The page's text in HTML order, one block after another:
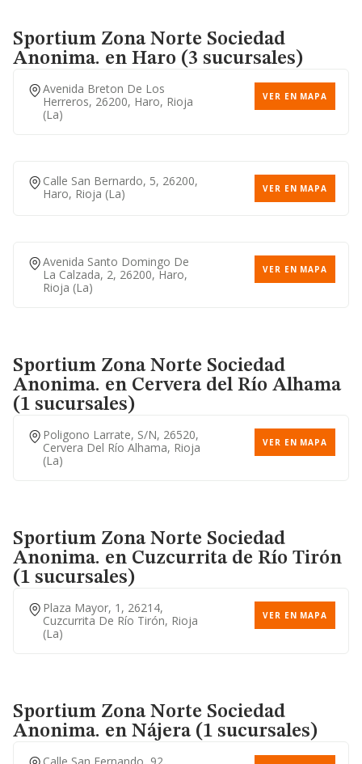
Sportium Zona Norte Sociedad
Anonima. en Haro (3 sucursales)
Avenida Breton De Los
Herreros, 26200, Haro, Rioja
(la)
VER EN MAPA
Calle San Bernardo, 5, 26200,
Haro, Rioja (la)
VER EN MAPA
Avenida Santo Domingo De
La Calzada, 2, 26200, Haro,
Rioja (la)
VER EN MAPA
Sportium Zona Norte Sociedad
Anonima. en Cervera del Río Alhama
(1 sucursales)
Poligono Larrate, S/n, 26520,
Cervera Del Río Alhama, Rioja
(la)
VER EN MAPA
Sportium Zona Norte Sociedad
Anonima. en Cuzcurrita de Río Tirón
(1 sucursales)
Plaza Mayor, 1, 26214,
Cuzcurrita De Río Tirón, Rioja
(la)
VER EN MAPA
Sportium Zona Norte Sociedad
Anonima. en Nájera (1 sucursales)